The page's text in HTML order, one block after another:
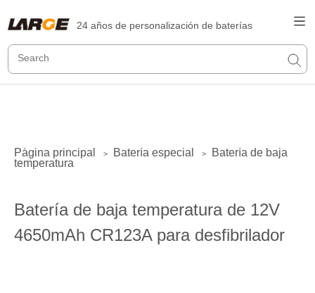
24 años de personalización de baterías
Página principal > Batería especial >
Batería de baja
temperatura
Batería de baja temperatura de 12V
4650mAh CR123A para desfibrilador